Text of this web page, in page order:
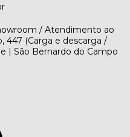
/ Atendimento ao
447 (Carga e descarga /
| São Bernardo do Campo